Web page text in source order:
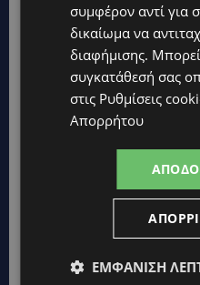
ΝΟΣΟΚΟΜΕΙΟ ΛΕΜΕΣΟΥ:
«Ζούμε σε μια
συμφέρον αντί για
δικαίωμα να
διαφήμισης.
συγκατάθεσή σας
στις Ρυθμίσεις
Απορρήτου
ΕΜΦΆΝΙΣΗ